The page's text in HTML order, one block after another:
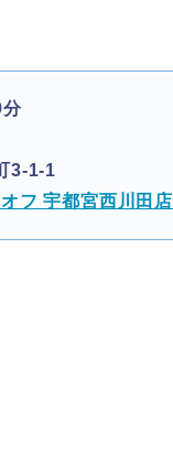
分
3-1-1
フ 宇都宮西川田店